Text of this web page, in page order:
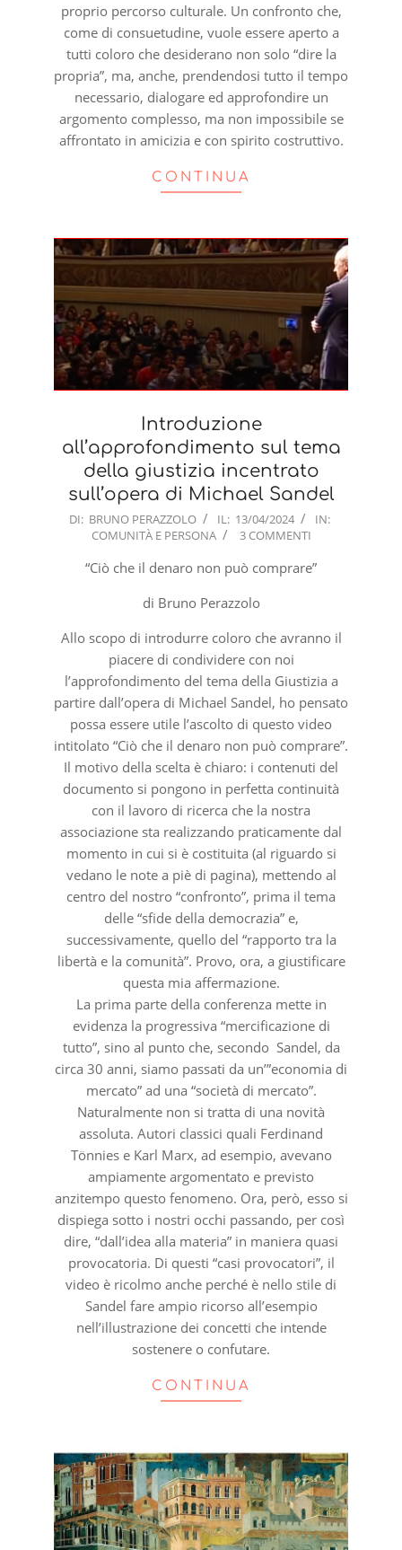
proprio percorso culturale. Un confronto che,
come di consuetudine, vuole essere aperto a
tutti coloro che desiderano non solo “dire la
propria”, ma, anche, prendendosi tutto il tempo
necessario, dialogare ed approfondire un
argomento complesso, ma non impossibile se
affrontato in amicizia e con spirito costruttivo.
CONTINUA
Introduzione
all’approfondimento sul tema
della giustizia incentrato
sull’opera di Michael Sandel
2024-
DI: BRUNO PERAZZOLO IL: 13/04/2024
IN:
COMUNITÀ E PERSONA
3 COMMENTI
“Ciò che il denaro non può comprare”
di Bruno Perazzolo
Allo scopo di introdurre coloro che avranno il
piacere di condividere con noi
l’approfondimento del tema della Giustizia a
partire dall’opera di Michael Sandel, ho pensato
possa essere utile l’ascolto di questo video
intitolato “Ciò che il denaro non può comprare”.
Il motivo della scelta è chiaro: i contenuti del
documento si pongono in perfetta continuità
con il lavoro di ricerca che la nostra
associazione sta realizzando praticamente dal
momento in cui si è costituita (al riguardo si
vedano le note a piè di pagina), mettendo al
centro del nostro “confronto”, prima il tema
delle “sfide della democrazia” e,
successivamente, quello del “rapporto tra la
libertà e la comunità”. Provo, ora, a giustificare
questa mia affermazione.
La prima parte della conferenza mette in
evidenza la progressiva “mercificazione di
tutto”, sino al punto che, secondo Sandel, da
circa 30 anni, siamo passati da un’”economia di
mercato” ad una “società di mercato”.
Naturalmente non si tratta di una novità
assoluta. Autori classici quali Ferdinand
Tönnies e Karl Marx, ad esempio, avevano
ampiamente argomentato e previsto
anzitempo questo fenomeno. Ora, però, esso si
dispiega sotto i nostri occhi passando, per così
dire, “dall’idea alla materia” in maniera quasi
provocatoria. Di questi “casi provocatori”, il
video è ricolmo anche perché è nello stile di
Sandel fare ampio ricorso all’esempio
nell’illustrazione dei concetti che intende
sostenere o confutare.
CONTINUA